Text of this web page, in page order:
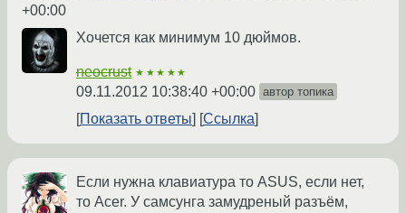
+00:00
Хочется как минимум 10 дюймов.
neocrust ★★★★★
09.11.2012 10:38:40 +00:00 автор топика
Показать ответы Ссылка
Если нужна клавиатура то ASUS, если нет,
то Acer. У самсунга замудреный разъём,